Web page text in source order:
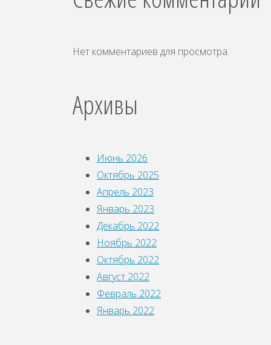
Нет комментариев для просмотра.
Архивы
Июнь 2026
Октябрь 2025
Апрель 2023
Январь 2023
Декабрь 2022
Ноябрь 2022
Октябрь 2022
Август 2022
Февраль 2022
Январь 2022